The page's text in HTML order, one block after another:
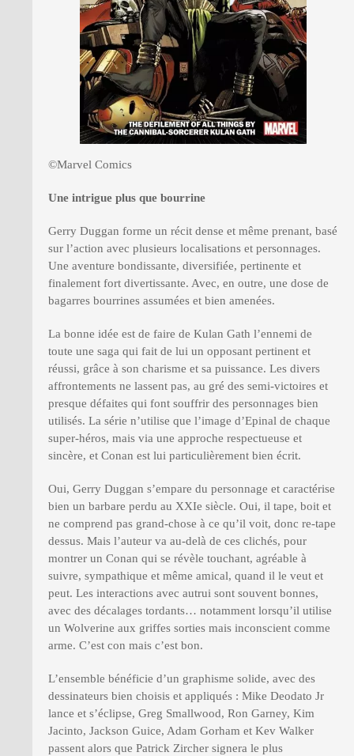
©Marvel Comics
Une intrigue plus que bourrine
Gerry Duggan forme un récit dense et même prenant, basé
sur l’action avec plusieurs localisations et personnages.
Une aventure bondissante, diversifiée, pertinente et
finalement fort divertissante. Avec, en outre, une dose de
bagarres bourrines assumées et bien amenées.
La bonne idée est de faire de Kulan Gath l’ennemi de
toute une saga qui fait de lui un opposant pertinent et
réussi, grâce à son charisme et sa puissance. Les divers
affrontements ne lassent pas, au gré des semi-victoires et
presque défaites qui font souffrir des personnages bien
utilisés. La série n’utilise que l’image d’Epinal de chaque
super-héros, mais via une approche respectueuse et
sincère, et Conan est lui particulièrement bien écrit.
Oui, Gerry Duggan s’empare du personnage et caractérise
bien un barbare perdu au XXIe siècle. Oui, il tape, boit et
ne comprend pas grand-chose à ce qu’il voit, donc re-tape
dessus. Mais l’auteur va au-delà de ces clichés, pour
montrer un Conan qui se révèle touchant, agréable à
suivre, sympathique et même amical, quand il le veut et
peut. Les interactions avec autrui sont souvent bonnes,
avec des décalages tordants… notamment lorsqu’il utilise
un Wolverine aux griffes sorties mais inconscient comme
arme. C’est con mais c’est bon.
L’ensemble bénéficie d’un graphisme solide, avec des
dessinateurs bien choisis et appliqués : Mike Deodato Jr
lance et s’éclipse, Greg Smallwood, Ron Garney, Kim
Jacinto, Jackson Guice, Adam Gorham et Kev Walker
passent alors que Patrick Zircher signera le plus